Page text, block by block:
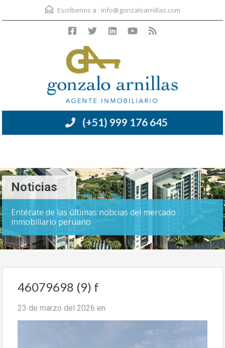
Escríbenos a : info@gonzaloarnillas.com
(+51) 999 176 645
Noticias
Entérate de las últimas noticias del mercado
inmobiliario peruano
46079698 (9) f
23 de marzo del 2026 en